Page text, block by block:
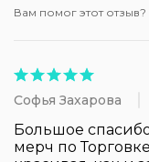
Вам помог этот отзыв?
Софья Захарова
Большое
мерч по